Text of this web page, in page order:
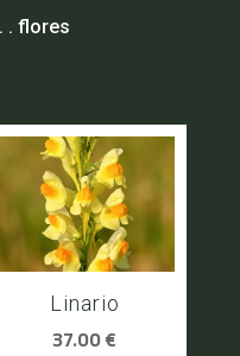
. flores
Linario
37.00€